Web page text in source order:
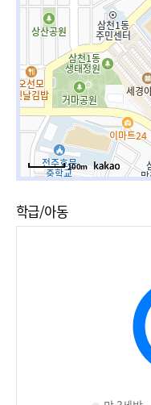
100m
학급/아동